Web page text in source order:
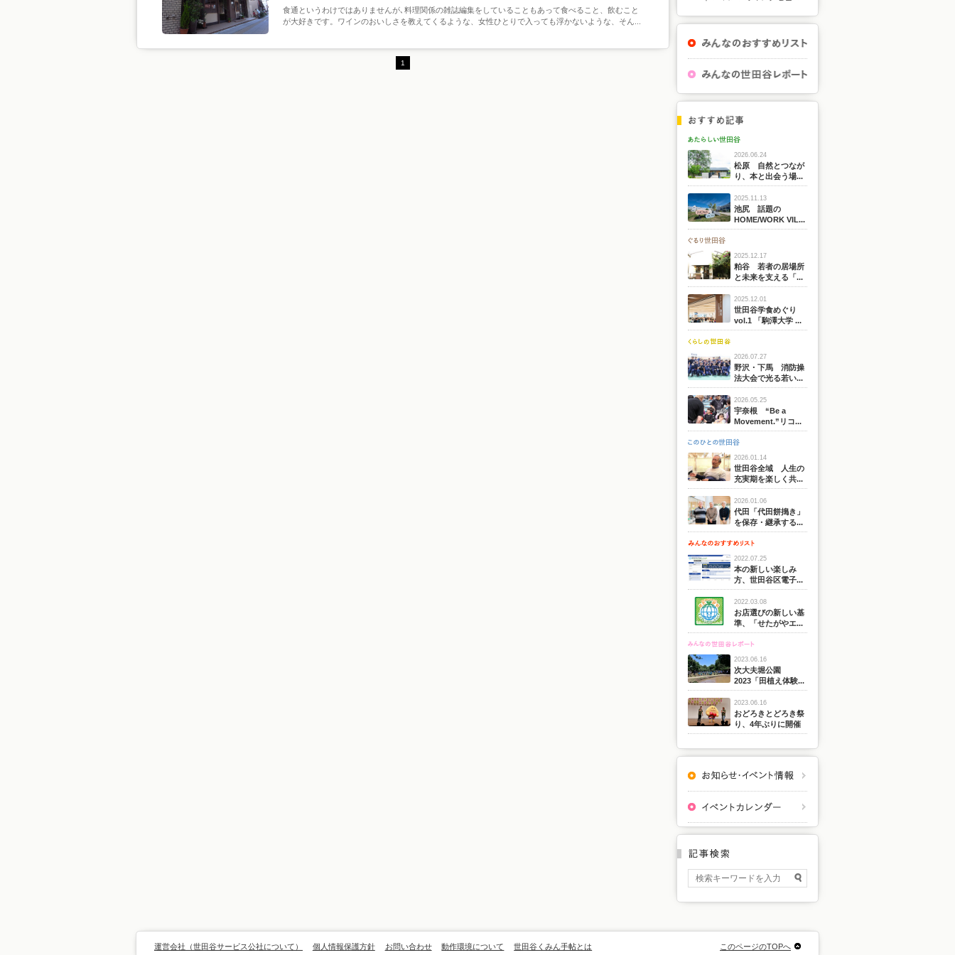
食通というわけではありませんが､料理関係の雑誌編集をしていることもあって食べること、飲むこと
が大好きです。ワインのおいしさを教えてくるような、女性ひとりで入っても浮かないような、そん...
1
2026.06.24
松原 自然とつなが
り、本と出会う場...
2025.11.13
池尻 話題の
HOME/WORK VIL...
2025.12.17
粕谷 若者の居場所
と未来を支える「...
2025.12.01
世田谷学食めぐり
vol.1 「駒澤大学 ...
2026.07.27
野沢・下馬 消防操
法大会で光る若い...
2026.05.25
宇奈根 “Be a
Movement.”リコ...
2026.01.14
世田谷全域 人生の
充実期を楽しく共...
2026.01.06
代田「代田餅搗き」
を保存・継承する...
2022.07.25
本の新しい楽しみ
方、世田谷区電子...
2022.03.08
お店選びの新しい基
準、「せたがやエ...
2023.06.16
次大夫堀公園
2023「田植え体験...
2023.06.16
おどろきとどろき祭
り、4年ぶりに開催
運営会社（世田谷サービス公社について） 個人情報保護方針 お問い合わせ 動作環境について 世田谷くみん手帖とは このページのTOPへ